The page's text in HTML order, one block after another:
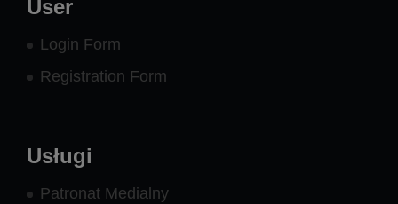
User
Login Form
Registration Form
Usługi
Patronat Medialny